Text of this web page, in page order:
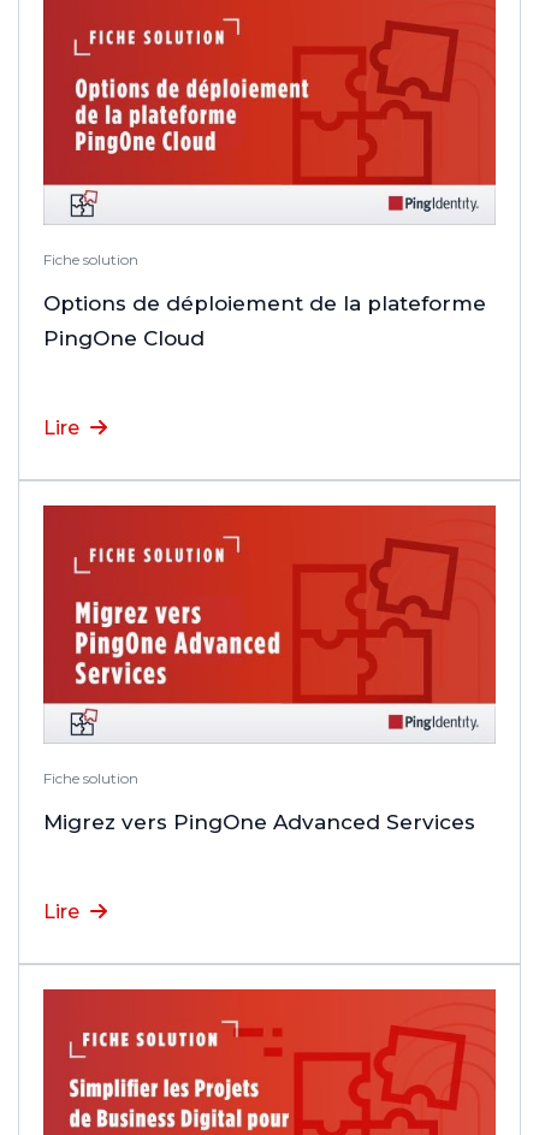
Fiche solution
Options de déploiement de la plateforme
PingOne Cloud
Lire
Fiche solution
Migrez vers PingOne Advanced Services
Lire